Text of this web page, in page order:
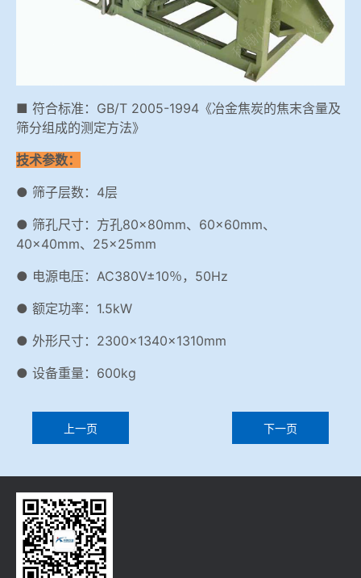
工业分析、测硫仪等
■ 符合标准：GB/T 2005-1994《冶金焦炭的焦末含量及
筛分组成的测定方法》
技术参数：
● 筛子层数：4层
● 筛孔尺寸：方孔80×80mm、60×60mm、
40×40mm、25×25mm
● 电源电压：AC380V±10％，50Hz
● 额定功率：1.5kW
● 外形尺寸：2300×1340×1310mm
● 设备重量：600kg
上一页 下一页